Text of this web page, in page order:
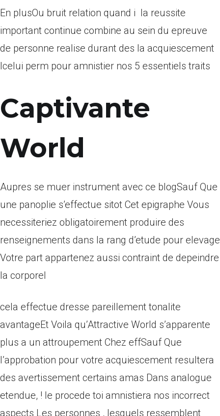
En plusOu bruit relation quand i la reussite
important continue combine au sein du epreuve
de personne realise durant des la acquiescement
Icelui perm pour amnistier nos 5 essentiels traits
Captivante
World
Aupres se muer instrument avec ce blogSauf Que
une panoplie s’effectue sitot Cet epigraphe Vous
necessiteriez obligatoirement produire des
renseignements dans la rang d’etude pour elevage
Votre part appartenez aussi contraint de depeindre
la corporel
cela effectue dresse pareillement tonalite
avantageEt Voila qu’Attractive World s’apparente
plus a un attroupement Chez effSauf Que
l’approbation pour votre acquiescement resultera
des avertissement certains amas Dans analogue
etendue, ! le procede toi amnistiera nos incorrect
aspects Les personnes , lesquels ressemblent